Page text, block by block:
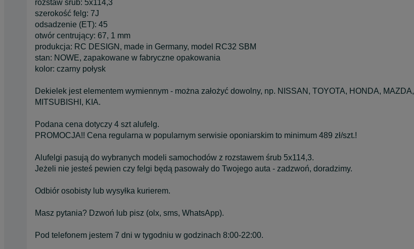
rozstaw śrub: 5x114,3
szerokość felg: 7J
odsadzenie (ET): 45
otwór centrujący: 67, 1 mm
produkcja: RC DESIGN, made in Germany, model RC32 SBM
stan: NOWE, zapakowane w fabryczne opakowania
kolor: czarny połysk
Dekielek jest elementem wymiennym - można założyć dowolny, np. NISSAN, TOYOTA, HONDA, MAZDA,
MITSUBISHI, KIA.
Podana cena dotyczy 4 szt alufelg.
PROMOCJA!! Cena regularna w popularnym serwisie oponiarskim to minimum 489 zł/szt.!
Alufelgi pasują do wybranych modeli samochodów z rozstawem śrub 5x114,3.
Jeżeli nie jesteś pewien czy felgi będą pasowały do Twojego auta - zadzwoń, doradzimy.
Odbiór osobisty lub wysyłka kurierem.
Masz pytania? Dzwoń lub pisz (olx, sms, WhatsApp).
Pod telefonem jestem 7 dni w tygodniu w godzinach 8:00-22:00.